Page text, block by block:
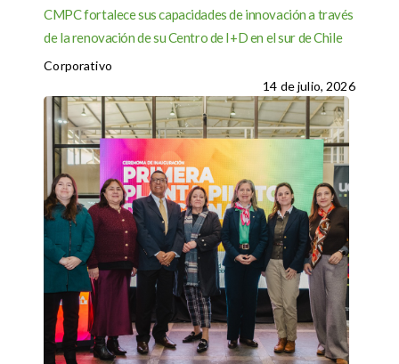
CMPC fortalece sus capacidades de innovación a través
de la renovación de su Centro de I+D en el sur de Chile
Corporativo
14 de julio, 2026